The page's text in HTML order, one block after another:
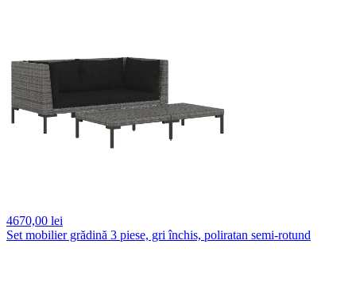
4670,00 lei
Set mobilier grădină 3 piese, gri închis, poliratan semi-rotund